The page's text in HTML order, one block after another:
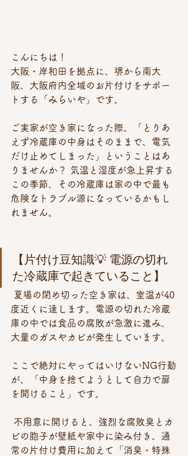
こんにちは！
大阪・岸和田を拠点に、堺から南大
阪、大阪府内全域のお片付けをサポー
トする「みらいや」です。
ご実家が空き家になった際、「とりあ
えず冷蔵庫の中身はそのままで、電気
だけ止めてしまった」ということはあ
りませんか？ 気温と湿度が急上昇する
この季節、その冷蔵庫は家の中で最も
危険なトラブル源になっているかもし
れません。
【片付け豆知識💡 電源の切れ
た冷蔵庫で起きていること】
度近くに達します。電源の切れた冷蔵
庫の中では食品の腐敗が急激に進み、
大量のガスやカビが発生しています。
ここで絶対にやってはいけないNG行動
が、「中身を捨てようとして自力で扉
を開けること」です。
ビの胞子が壁紙や家中に染み付き、通
常の片付け費用に加えて「消臭・特殊